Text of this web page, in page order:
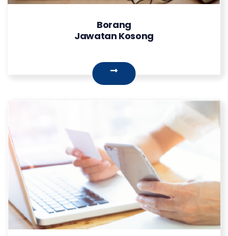
Borang
Jawatan Kosong